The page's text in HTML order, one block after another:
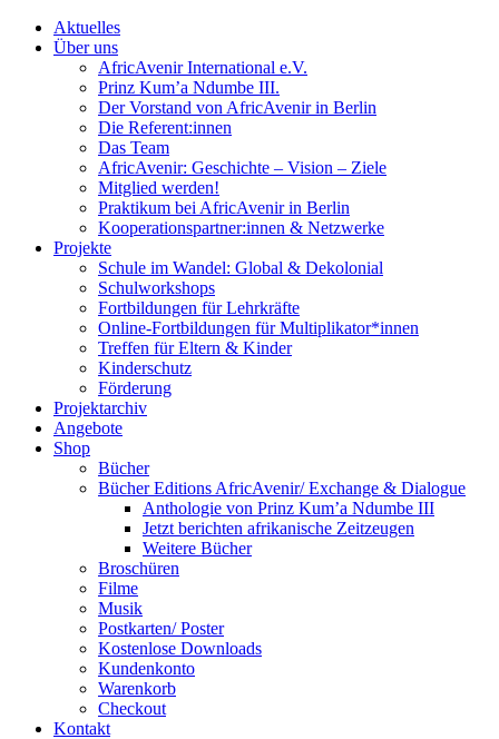
Aktuelles
Über uns
AfricAvenir International e.V.
Prinz Kum’a Ndumbe III.
Der Vorstand von AfricAvenir in Berlin
Die Referent:innen
Das Team
AfricAvenir: Geschichte – Vision – Ziele
Mitglied werden!
Praktikum bei AfricAvenir in Berlin
Kooperationspartner:innen & Netzwerke
Projekte
Schule im Wandel: Global & Dekolonial
Schulworkshops
Fortbildungen für Lehrkräfte
Online-Fortbildungen für Multiplikator*innen
Treffen für Eltern & Kinder
Kinderschutz
Förderung
Projektarchiv
Angebote
Shop
Bücher
Bücher Editions AfricAvenir/ Exchange & Dialogue
Anthologie von Prinz Kum’a Ndumbe III
Jetzt berichten afrikanische Zeitzeugen
Weitere Bücher
Broschüren
Filme
Musik
Postkarten/ Poster
Kostenlose Downloads
Kundenkonto
Warenkorb
Checkout
Kontakt